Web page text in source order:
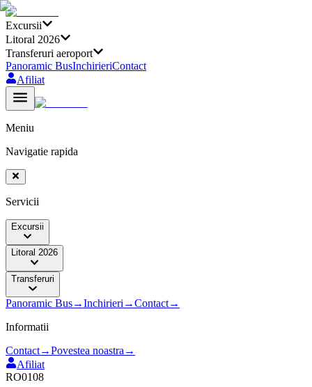
Excursii
Litoral 2026
Transferuri aeroport
Panoramic BusInchirieriContact
Afiliat
Meniu
Navigatie rapida
Servicii
Excursii
Litoral 2026
Transferuri
Panoramic Bus→Inchirieri →Contact→
Informatii
Contact→Povestea noastra →
Afiliat
RO0108